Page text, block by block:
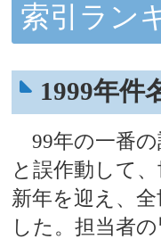
索引ラン
1999年件
99年の一番の
と誤作動して
新年を迎え、
した。担当者